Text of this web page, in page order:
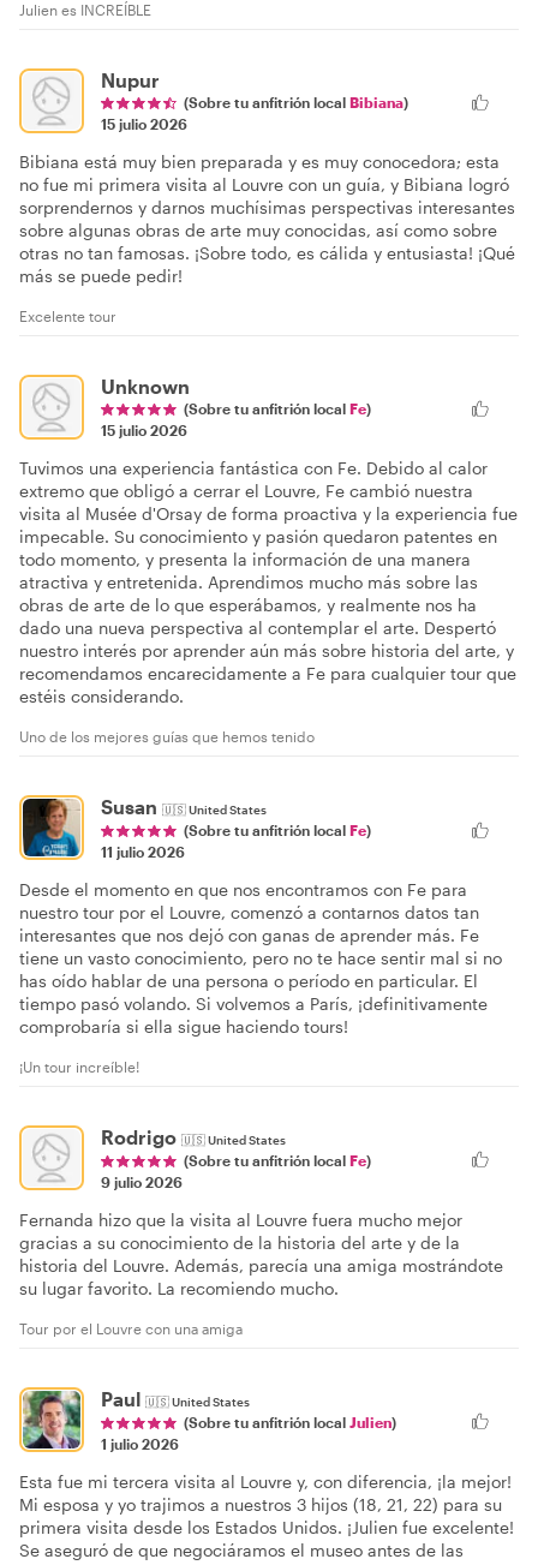
Julien es INCREÍBLE
Nupur
(Sobre tu anfitrión local Bibiana)
15 julio 2026
Bibiana está muy bien preparada y es muy conocedora; esta
no fue mi primera visita al Louvre con un guía, y Bibiana logró
sorprendernos y darnos muchísimas perspectivas interesantes
sobre algunas obras de arte muy conocidas, así como sobre
otras no tan famosas. ¡Sobre todo, es cálida y entusiasta! ¡Qué
más se puede pedir!
Excelente tour
Unknown
(Sobre tu anfitrión local Fe)
15 julio 2026
Tuvimos una experiencia fantástica con Fe. Debido al calor
extremo que obligó a cerrar el Louvre, Fe cambió nuestra
visita al Musée d'Orsay de forma proactiva y la experiencia fue
impecable. Su conocimiento y pasión quedaron patentes en
todo momento, y presenta la información de una manera
atractiva y entretenida. Aprendimos mucho más sobre las
obras de arte de lo que esperábamos, y realmente nos ha
dado una nueva perspectiva al contemplar el arte. Despertó
nuestro interés por aprender aún más sobre historia del arte, y
recomendamos encarecidamente a Fe para cualquier tour que
estéis considerando.
Uno de los mejores guías que hemos tenido
Susan 🇺🇸United States
(Sobre tu anfitrión local Fe)
11 julio 2026
Desde el momento en que nos encontramos con Fe para
nuestro tour por el Louvre, comenzó a contarnos datos tan
interesantes que nos dejó con ganas de aprender más. Fe
tiene un vasto conocimiento, pero no te hace sentir mal si no
has oído hablar de una persona o período en particular. El
tiempo pasó volando. Si volvemos a París, ¡definitivamente
comprobaría si ella sigue haciendo tours!
¡Un tour increíble!
Rodrigo 🇺🇸United States
(Sobre tu anfitrión local Fe)
9 julio 2026
Fernanda hizo que la visita al Louvre fuera mucho mejor
gracias a su conocimiento de la historia del arte y de la
historia del Louvre. Además, parecía una amiga mostrándote
su lugar favorito. La recomiendo mucho.
Tour por el Louvre con una amiga
Paul 🇺🇸United States
(Sobre tu anfitrión local Julien)
1 julio 2026
Esta fue mi tercera visita al Louvre y, con diferencia, ¡la mejor!
Mi esposa y yo trajimos a nuestros 3 hijos (18, 21, 22) para su
primera visita desde los Estados Unidos. ¡Julien fue excelente!
Se aseguró de que negociáramos el museo antes de las